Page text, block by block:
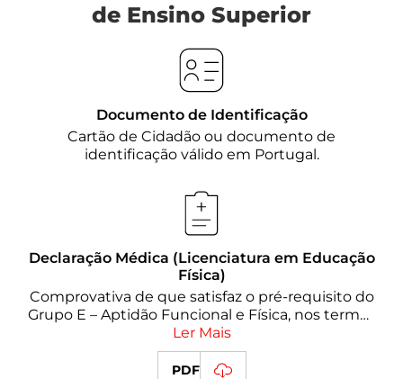
de Ensino Superior
Documento de Identificação
Cartão de Cidadão ou documento de
identificação válido em Portugal.
Declaração Médica (Licenciatura em Educação
Física)
Comprovativa de que satisfaz o pré-requisito do
Grupo E – Aptidão Funcional e Física, nos termos
da Deliberação n.º 454/2026, de 10 de abril
(obrigatória no ato de matrícula).
Ler Mais
PDF